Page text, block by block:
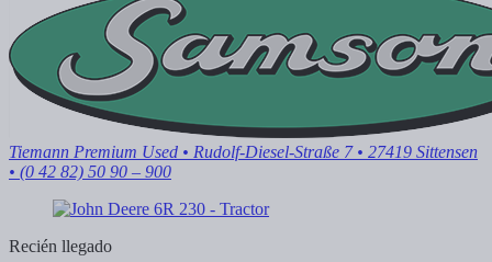
Tiemann Premium Used • Rudolf-Diesel-Straße 7 • 27419 Sittensen
• (0 42 82) 50 90 – 900
Recién llegado